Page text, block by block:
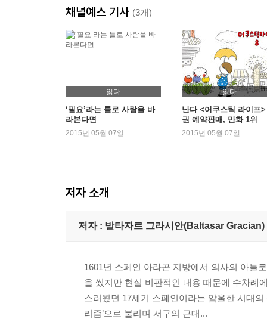
사랑에 휘둘리지 않으려면
빛나지 않으면서 반짝이는 지혜
알아도 모르는 척해야 할 때
02_ 어떻게 세상과 조화를 이룰 것인가
그의 마음에서 천사를 끌어내는 법
오늘 운세에 ‘참견을 삼가라’는 말이 자주 나오는 까
나의 분노에 걸려 넘어지다
‘메티스’에 이르는 길
그렇게 아버지가 된다
숯과 다이아몬드
채널예스 기사 (3개)
읽다
‘필요’라는 틀로 사람을 바
라본다면
2015년 05월 07일
읽다
난다 <어쿠스틱 라이프
권 예약판매, 만화 1위
2015년 05월 07일
저자 소개
저자 : 발타자르 그라시안(Baltasar Gracian)
1601년 스페인 아라곤 지방에서 의사의 아들
을 썼지만 현실 비판적인 내용 때문에 수차례
스러웠던 17세기 스페인이라는 암울한 시대
리즘’으로 불리며 서구의 근대...